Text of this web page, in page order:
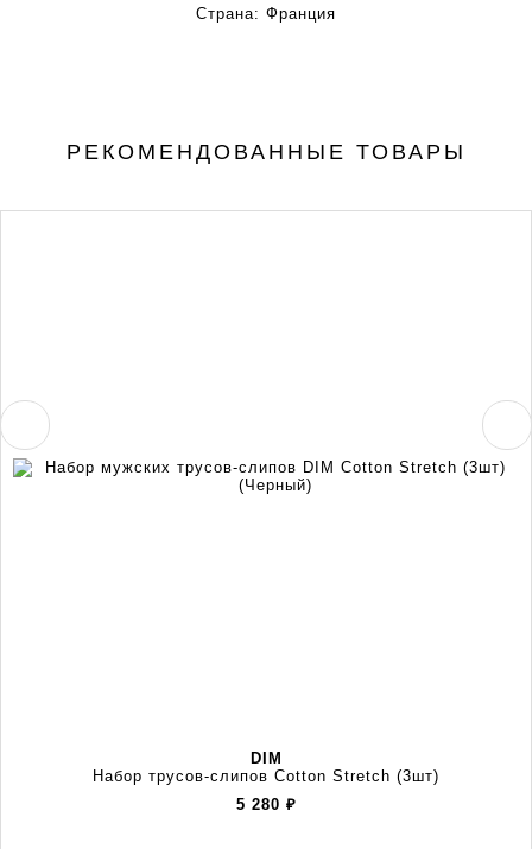
Страна: Франция
РЕКОМЕНДОВАННЫЕ ТОВАРЫ
DIM
Набор трусов-слипов Cotton Stretch (3шт)
5 280 ₽